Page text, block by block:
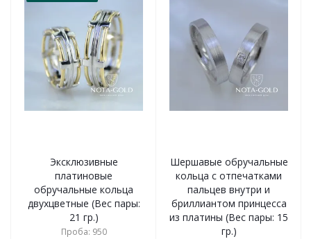
Эксклюзивные
платиновые
обручальные кольца
двухцветные (Вес пары:
21 гр.)
Проба: 950
Шершавые обручальные
кольца с отпечатками
пальцев внутри и
бриллиантом принцесса
из платины (Вес пары: 15
гр.)